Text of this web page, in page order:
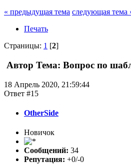
« предыдущая тема следующая тема
Печать
Страницы: 1 [2]
Автор Тема: Вопрос по
18 Апрель 2020, 21:59:44
Ответ #15
OtherSide
Новичок
Сообщений: 34
Репутация: +0/-0